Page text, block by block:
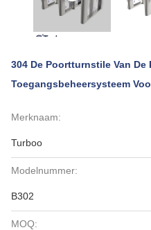
304 De Poortturnstile Van
Toegangsbeheersysteem
Merknaam:
Turboo
Modelnummer:
B302
MOQ: